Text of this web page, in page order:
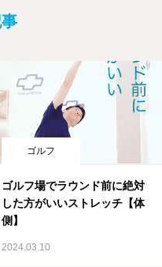
ゴルフ
ゴルフ場でラウンド前に絶対
した方がいいストレッチ【体
側】
2024.03.10